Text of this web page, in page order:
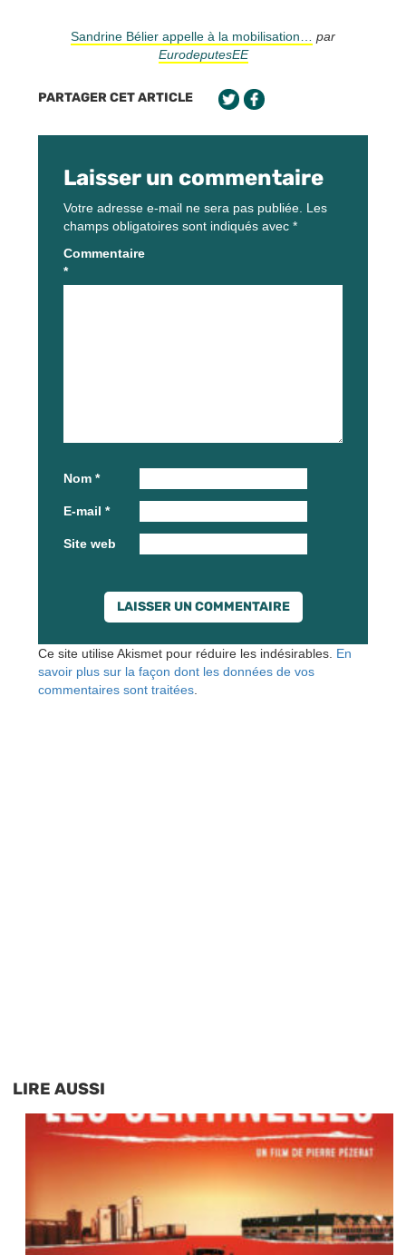
Sandrine Bélier appelle à la mobilisation…
par
EurodeputesEE
PARTAGER CET ARTICLE
Laisser un commentaire
Votre adresse e-mail ne sera pas publiée. Les
champs obligatoires sont indiqués avec *
Commentaire
*
Nom *
E-mail *
Site web
Ce site utilise Akismet pour réduire les indésirables. En
savoir plus sur la façon dont les données de vos
commentaires sont traitées
LIRE AUSSI